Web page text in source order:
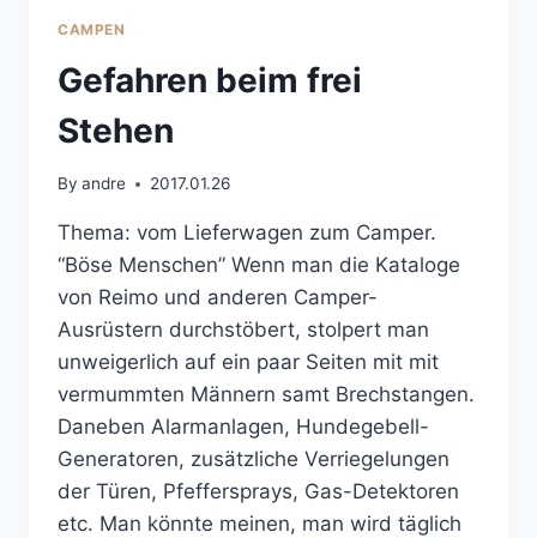
CAMPEN
Gefahren beim frei
Stehen
By andre 2017.01.26
Thema: vom Lieferwagen zum Camper.
“Böse Menschen” Wenn man die Kataloge
von Reimo und anderen Camper-
Ausrüstern durchstöbert, stolpert man
unweigerlich auf ein paar Seiten mit mit
vermummten Männern samt Brechstangen.
Daneben Alarmanlagen, Hundegebell-
Generatoren, zusätzliche Verriegelungen
der Türen, Pfeffersprays, Gas-Detektoren
etc. Man könnte meinen, man wird täglich